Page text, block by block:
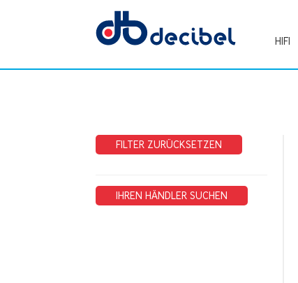
HIFI
FILTER ZURÜCKSETZEN
IHREN HÄNDLER SUCHEN